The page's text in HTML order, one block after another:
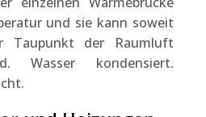
und sie kann soweit
Taupunkt der Raumluft
Wasser kondensiert.